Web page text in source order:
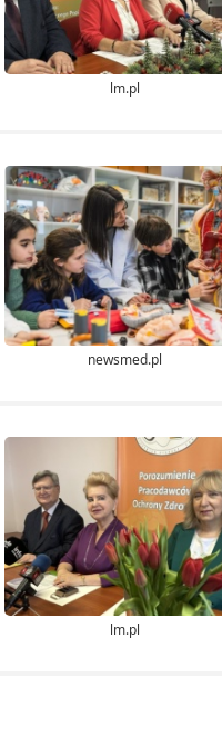
lm.pl
newsmed.pl
lm.pl